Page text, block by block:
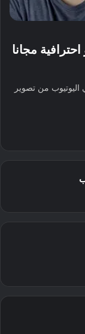
مجانا
اليوتيوب من تصوير